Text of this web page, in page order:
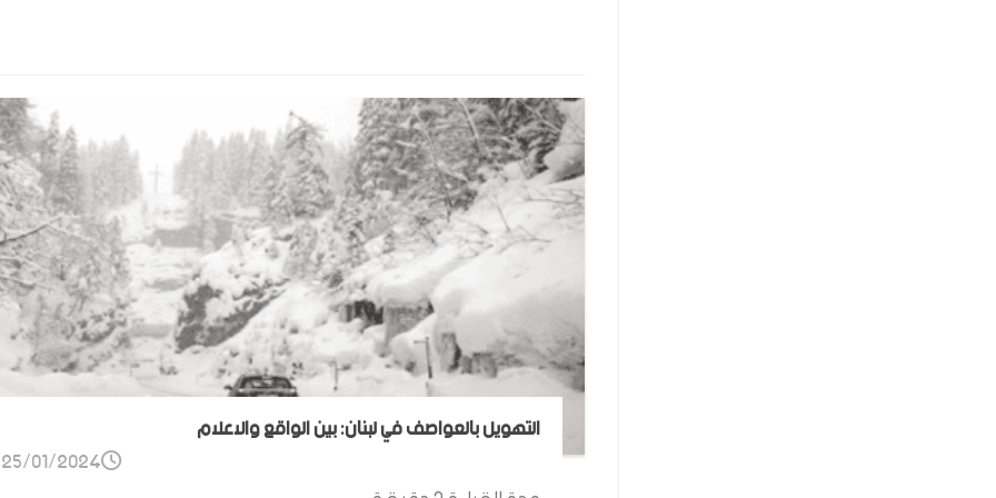
التهويل بالعواصف في لبنان: بين الواقع والاعلام
25/01/2024